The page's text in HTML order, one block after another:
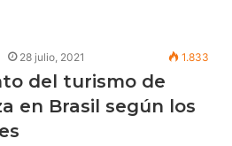
28 julio, 2021 1.833
del turismo de
en Brasil según los